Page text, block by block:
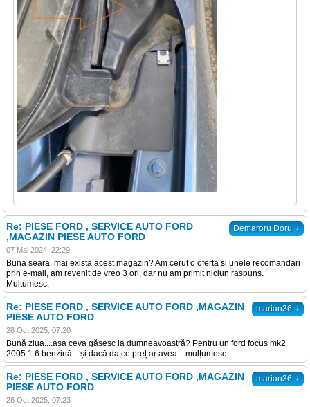
Demaroru Doru ↓
Re: PIESE FORD , SERVICE AUTO FORD
,MAGAZIN PIESE AUTO FORD
07 Mai 2024, 22:29
Buna seara, mai exista acest magazin? Am cerut o oferta si unele recomandari
prin e-mail, am revenit de vreo 3 ori, dar nu am primit niciun raspuns.
Multumesc,
marian36 ↓
Re: PIESE FORD , SERVICE AUTO FORD ,MAGAZIN
PIESE AUTO FORD
28 Oct 2025, 07:20
Bună ziua....așa ceva găsesc la dumneavoastră? Pentru un ford focus mk2
2005 1.6 benzină....și dacă da,ce preț ar avea....mulțumesc
marian36 ↓
Re: PIESE FORD , SERVICE AUTO FORD ,MAGAZIN
PIESE AUTO FORD
28 Oct 2025, 07:23